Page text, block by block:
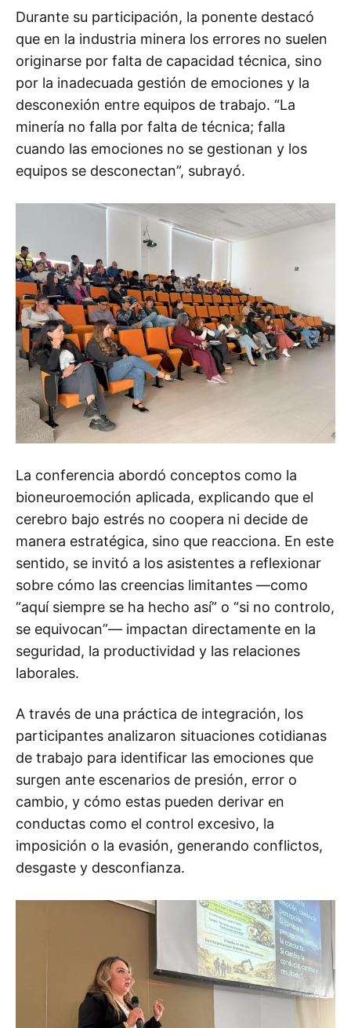
Durante su participación, la ponente destacó
que en la industria minera los errores no suelen
originarse por falta de capacidad técnica, sino
por la inadecuada gestión de emociones y la
desconexión entre equipos de trabajo. “La
minería no falla por falta de técnica; falla
cuando las emociones no se gestionan y los
equipos se desconectan”, subrayó.
La conferencia abordó conceptos como la
bioneuroemoción aplicada, explicando que el
cerebro bajo estrés no coopera ni decide de
manera estratégica, sino que reacciona. En este
sentido, se invitó a los asistentes a reflexionar
sobre cómo las creencias limitantes —como
“aquí siempre se ha hecho así” o “si no controlo,
se equivocan”— impactan directamente en la
seguridad, la productividad y las relaciones
laborales.
A través de una práctica de integración, los
participantes analizaron situaciones cotidianas
de trabajo para identificar las emociones que
surgen ante escenarios de presión, error o
cambio, y cómo estas pueden derivar en
conductas como el control excesivo, la
imposición o la evasión, generando conflictos,
desgaste y desconfianza.